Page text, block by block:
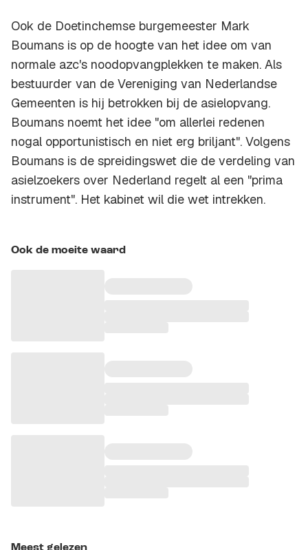
Ook de Doetinchemse burgemeester Mark
Boumans is op de hoogte van het idee om van
normale azc's noodopvangplekken te maken. Als
bestuurder van de Vereniging van Nederlandse
Gemeenten is hij betrokken bij de asielopvang.
Boumans noemt het idee "om allerlei redenen
nogal opportunistisch en niet erg briljant". Volgens
Boumans is de spreidingswet die de verdeling van
asielzoekers over Nederland regelt al een "prima
instrument". Het kabinet wil die wet intrekken.
Ook de moeite waard